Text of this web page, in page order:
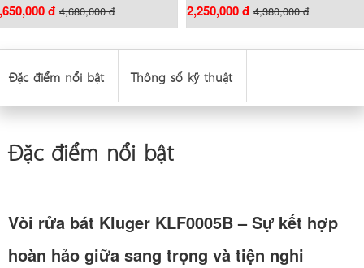
đ 4,680,000 đ 2,250,000 đ 4,380,000 đ
Đặc điểm nổi bật Thông số kỹ thuật
Đặc điểm nổi bật
Vòi rửa bát Kluger KLF0005B – Sự kết hợp
hoàn hảo giữa sang trọng và tiện nghi